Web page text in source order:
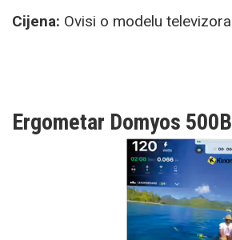
Cijena: Ovisi o modelu televizora
Ergometar Domyos 500B